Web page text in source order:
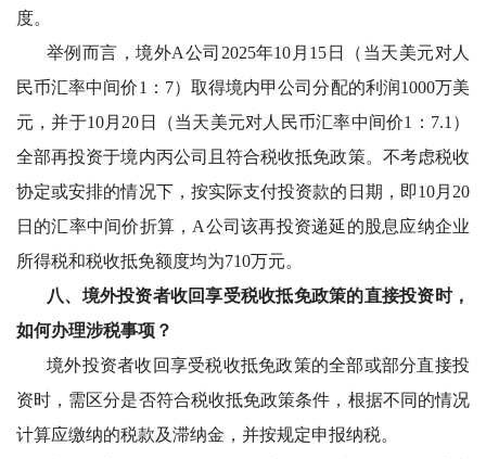
度。
举例而言，境外A公司2025年10月15日（当天美元对人
民币汇率中间价1：7）取得境内甲公司分配的利润1000万美
元，并于10月20日（当天美元对人民币汇率中间价1：7.1）
全部再投资于境内丙公司且符合税收抵免政策。不考虑税收
协定或安排的情况下，按实际支付投资款的日期，即10月20
日的汇率中间价折算，A公司该再投资递延的股息应纳企业
所得税和税收抵免额度均为710万元。
八、境外投资者收回享受税收抵免政策的直接投资时，
如何办理涉税事项？
境外投资者收回享受税收抵免政策的全部或部分直接投
资时，需区分是否符合税收抵免政策条件，根据不同的情况
计算应缴纳的税款及滞纳金，并按规定申报纳税。